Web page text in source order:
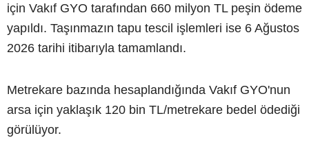
için Vakıf GYO tarafından 660 milyon TL peşin ödeme
yapıldı. Taşınmazın tapu tescil işlemleri ise 6 Ağustos
2026 tarihi itibarıyla tamamlandı.
Metrekare bazında hesaplandığında Vakıf GYO'nun
arsa için yaklaşık 120 bin TL/metrekare bedel ödediği
görülüyor.